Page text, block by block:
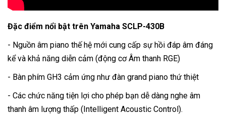
Đặc điểm nổi bật trên Yamaha SCLP-430B
- Nguồn âm piano thế hệ mới cung cấp sự hồi đáp âm đáng
kể và khả năng diễn cảm (động cơ Âm thanh RGE)
- Bàn phím GH3 cảm ứng như đàn grand piano thứ thiệt
- Các chức năng tiện lợi cho phép bạn dễ dàng nghe âm
thanh âm lượng thấp (Intelligent Acoustic Control).